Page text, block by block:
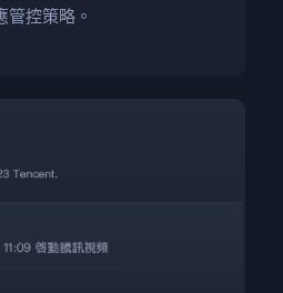
管控策略。